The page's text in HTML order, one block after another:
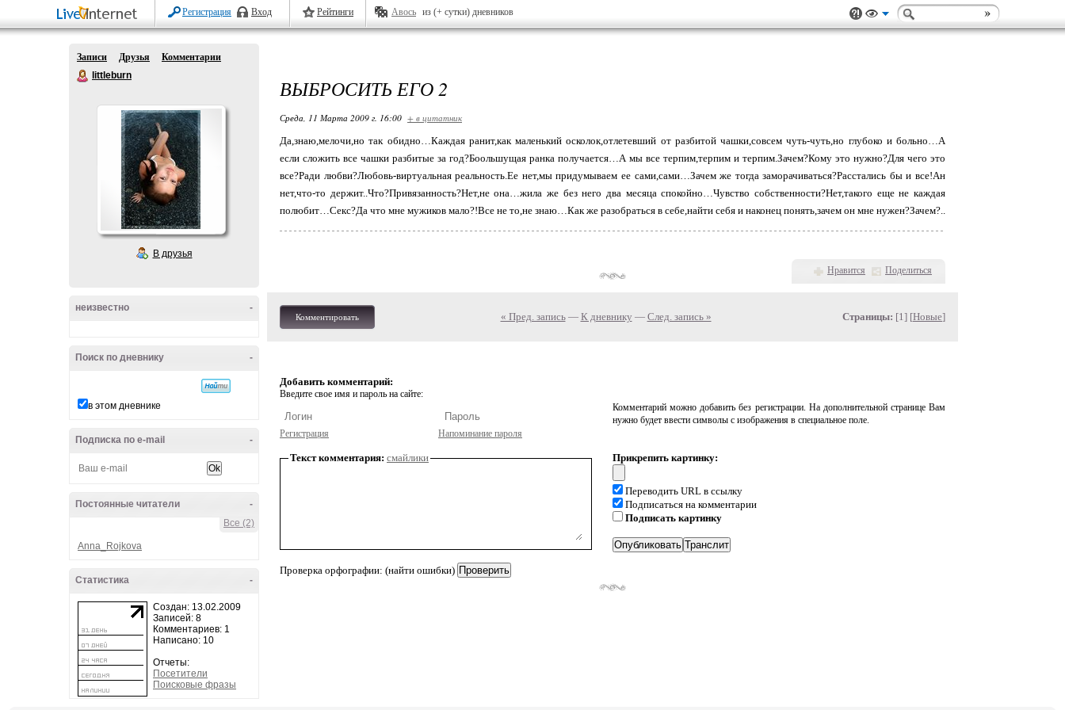
Регистрация Вход Рейтинги Авось из (+ сутки) дневников
Записи Друзья
Комментарии
littleburn
В друзья
-
неизвестно
-
Поиск по дневнику
в этом дневнике
-
Подписка по e-mail
-
Постоянные читатели
Все (2)
Anna_Rojkova
-
Статистика
Создан: 13.02.2009
Записей: 8
Комментариев: 1
Написано: 10
Отчеты:
Посетители
Поисковые фразы
ВЫБРОСИТЬ ЕГО 2
Среда, 11 Марта 2009 г. 16:00 + в цитатник
Да,знаю,мелочи,но так обидно…Каждая ранит,как маленький осколок,отлетевший от разбитой чашки,совсем чуть-чуть,но глубоко и больно…А
если сложить все чашки разбитые за год?Боольшущая ранка получается…А мы все терпим,терпим и терпим.Зачем?Кому это нужно?Для чего это
все?Ради любви?Любовь-виртуальная реальность.Ее нет,мы придумываем ее сами,сами…Зачем же тогда заморачиваться?Расстались бы и все!Ан
нет,что-то держит..Что?Привязанность?Нет,не она…жила же без него два месяца спокойно…Чувство собственности?Нет,такого еще не каждая
полюбит…Секс?Да что мне мужиков мало?!Все не то,не знаю…Как же разобраться в себе,найти себя и наконец понять,зачем он мне нужен?Зачем?..
Нравится Поделиться
Комментировать « Пред. запись— К дневнику — След. запись » Страницы: [1] [Новые]
Добавить комментарий:
Введите свое имя и пароль на сайте:
Регистрация Напоминание пароля
Комментарий можно добавить без регистрации. На дополнительной странице Вам
нужно будет ввести символы с изображения в специальное поле.
Текст комментария: смайлики
Проверка орфографии: (найти ошибки)
Прикрепить картинку:
Переводить URL в ссылку
Подписаться на комментарии
Подписать картинку